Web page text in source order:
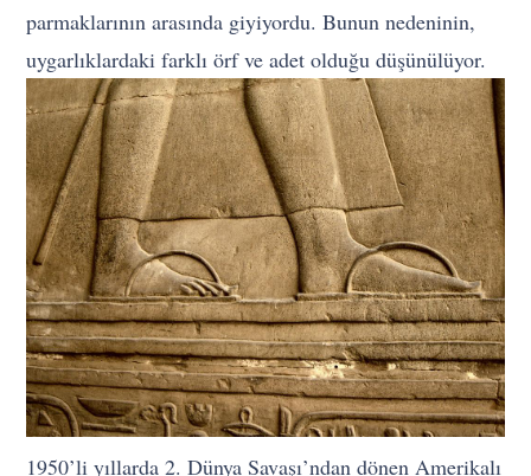
parmaklarının arasında giyiyordu. Bunun nedeninin,
uygarlıklardaki farklı örf ve adet olduğu düşünülüyor.
1950’li yıllarda 2. Dünya Savaşı’ndan dönen Amerikalı